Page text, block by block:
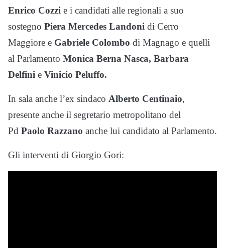
Enrico Cozzi e i candidati alle regionali a suo
sostegno Piera Mercedes Landoni di Cerro
Maggiore e Gabriele Colombo di Magnago e quelli
al Parlamento Monica Berna Nasca, Barbara
Delfini e Vinicio Peluffo.
In sala anche l’ex sindaco Alberto Centinaio,
presente anche il segretario metropolitano del
Pd Paolo Razzano anche lui candidato al Parlamento.
Gli interventi di Giorgio Gori: